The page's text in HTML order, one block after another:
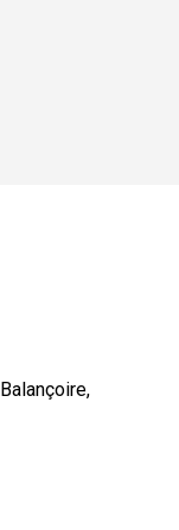
Balançoire